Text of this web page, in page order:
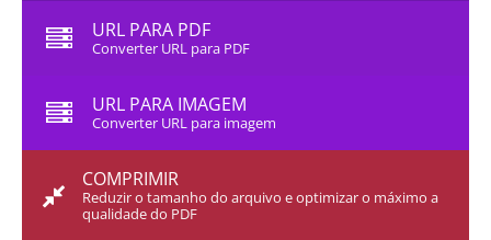
URL PARA PDF
Converter URL para PDF
URL PARA IMAGEM
Converter URL para imagem
COMPRIMIR
Reduzir o tamanho do arquivo e optimizar o máximo a
qualidade do PDF